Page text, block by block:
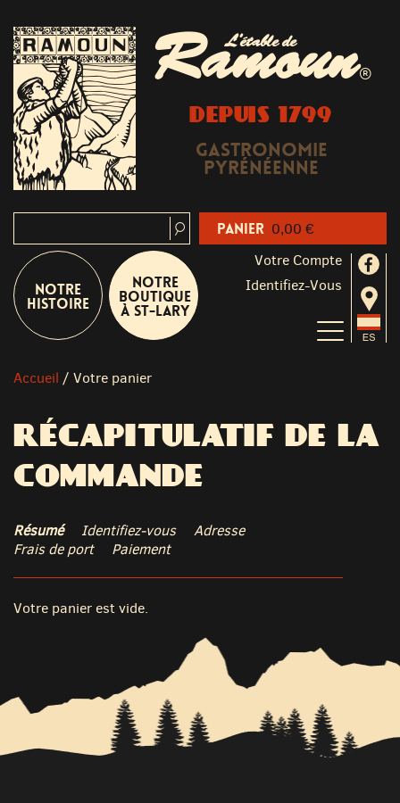
L'étable de
Ramoun®
DEPUIS 1799
Gastronomie
Pyrénéenne
Votre Compte
Identifiez-Vous
Notre
Histoire
Notre
boutique
à St-Lary
Accueil / Votre panier
RÉCAPITULATIF DE LA
COMMANDE
Résumé Identifiez-vous
Adresse
Frais de port
Paiement
Votre panier est vide.
Panier 0,00 €